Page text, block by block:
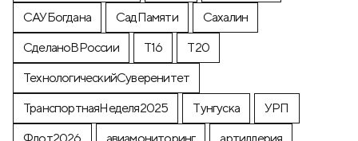
САУБогдана
СадПамяти
Сахалин
СделаноВРоссии
Т16
Т20
ТехнологическийСуверенитет
ТранспортнаяНеделя2025
Тунгуска
УРП